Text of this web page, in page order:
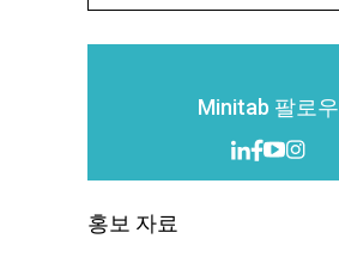
Minitab 팔로우
홍보 자료